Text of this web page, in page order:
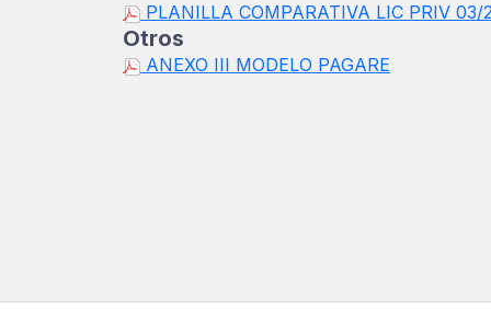
PLANILLA COMPARATIVA LIC PRIV 03/
Otros
ANEXO III MODELO PAGARE